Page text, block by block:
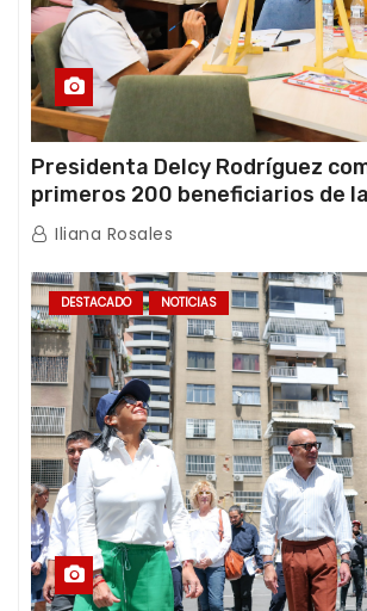
Presidenta Delcy Rodríguez
primeros 200 beneficiarios de
de los Abuelos “La Primavera”
Iliana Rosales
DESTACADO NOTICIAS